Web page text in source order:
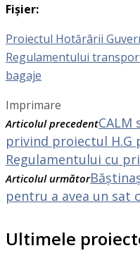
Fișier:
Proiectul Hotărârii
Regulamentului
bagaje
Imprimare
Articolul precedent
privind proiectul H.G
Regulamentului cu
Articolul următor
pentru a avea un sat
Ultimele